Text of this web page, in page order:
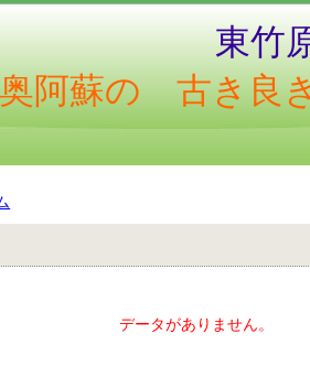
東竹
阿蘇の 古き良
データがありません。